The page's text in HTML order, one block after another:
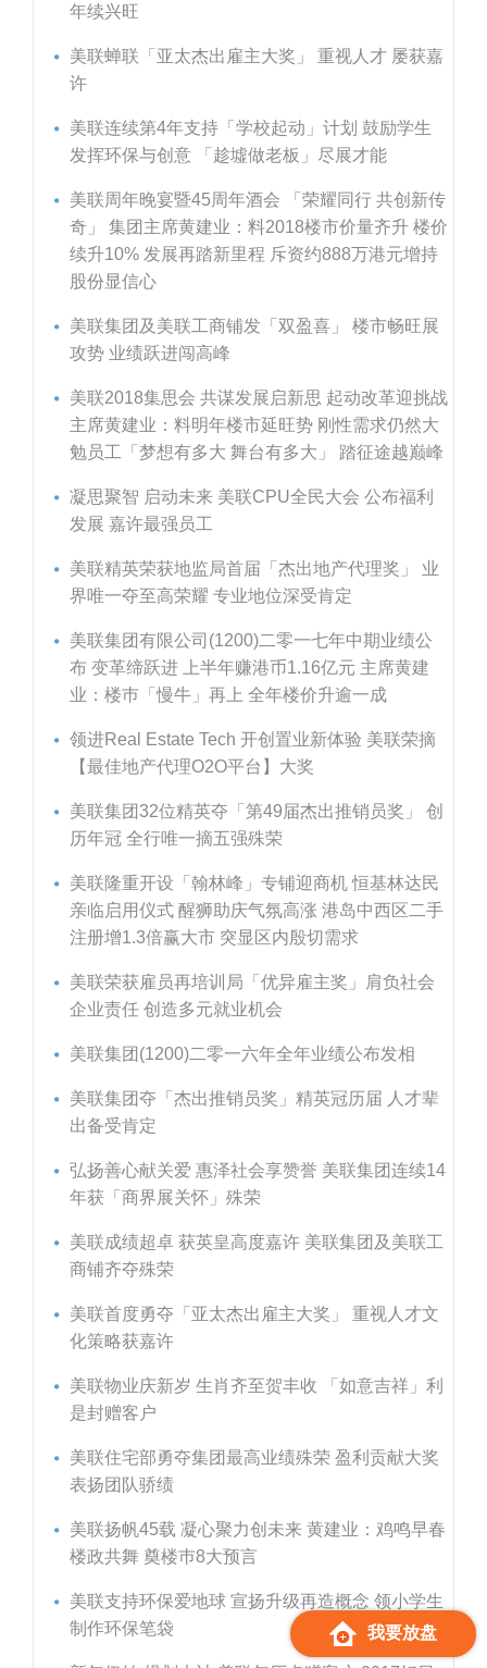
年续兴旺
美联蝉联「亚太杰出雇主大奖」 重视人才 屡获嘉
许
美联连续第4年支持「学校起动」计划 鼓励学生
发挥环保与创意 「趁墟做老板」尽展才能
美联周年晚宴暨45周年酒会 「荣耀同行 共创新传
奇」 集团主席黄建业：料2018楼市价量齐升 楼价
续升10% 发展再踏新里程 斥资约888万港元增持
股份显信心
美联集团及美联工商铺发「双盈喜」 楼市畅旺展
攻势 业绩跃进闯高峰
美联2018集思会 共谋发展启新思 起动改革迎挑战
主席黄建业：料明年楼市延旺势 刚性需求仍然大
勉员工「梦想有多大 舞台有多大」 踏征途越巅峰
凝思聚智 启动未来 美联CPU全民大会 公布福利
发展 嘉许最强员工
美联精英荣获地监局首届「杰出地产代理奖」 业
界唯一夺至高荣耀 专业地位深受肯定
美联集团有限公司(1200)二零一七年中期业绩公
布 变革缔跃进 上半年赚港币1.16亿元 主席黄建
业：楼巿「慢牛」再上 全年楼价升逾一成
领进Real Estate Tech 开创置业新体验 美联荣摘
【最佳地产代理O2O平台】大奖
美联集团32位精英夺「第49届杰出推销员奖」 创
历年冠 全行唯一摘五强殊荣
美联隆重开设「翰林峰」专铺迎商机 恒基林达民
亲临启用仪式 醒狮助庆气氛高涨 港岛中西区二手
注册增1.3倍赢大市 突显区内殷切需求
美联荣获雇员再培训局「优异雇主奖」肩负社会
企业责任 创造多元就业机会
美联集团(1200)二零一六年全年业绩公布发相
美联集团夺「杰出推销员奖」精英冠历届 人才辈
出备受肯定
弘扬善心献关爱 惠泽社会享赞誉 美联集团连续14
年获「商界展关怀」殊荣
美联成绩超卓 获英皇高度嘉许 美联集团及美联工
商铺齐夺殊荣
美联首度勇夺「亚太杰出雇主大奖」 重视人才文
化策略获嘉许
美联物业庆新岁 生肖齐至贺丰收 「如意吉祥」利
是封赠客户
美联住宅部勇夺集团最高业绩殊荣 盈利贡献大奖
表扬团队骄绩
美联扬帆45载 凝心聚力创未来 黄建业：鸡鸣早春
楼政共舞 奠楼巿8大预言
美联支持环保爱地球 宣扬升级再造概念 领小学生
制作环保笔袋
我要放盘